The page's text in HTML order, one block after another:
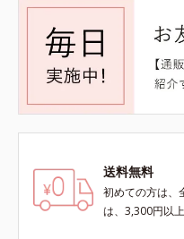
送料無料
初めての方は、
は、3,300円以